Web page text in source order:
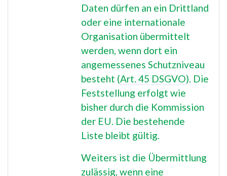
Daten dürfen an ein Drittland
oder eine internationale
Organisation übermittelt
werden, wenn dort ein
angemessenes Schutzniveau
besteht (Art. 45 DSGVO). Die
Feststellung erfolgt wie
bisher durch die Kommission
der EU. Die bestehende
Liste bleibt gültig.
Weiters ist die Übermittlung
zulässig, wenn eine